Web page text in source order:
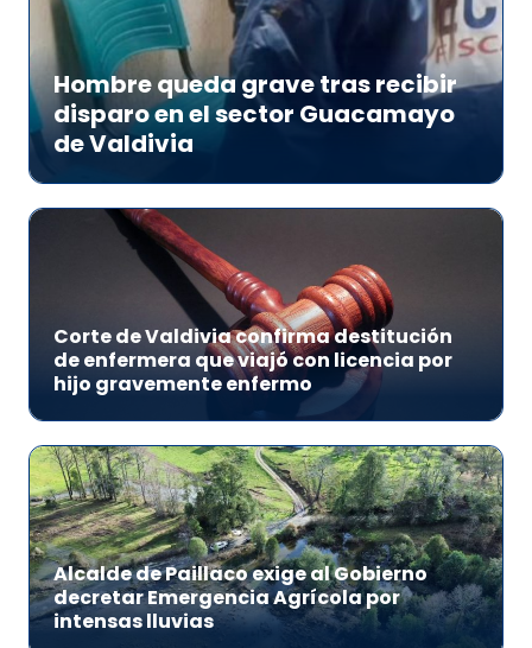
Hombre queda grave tras recibir
disparo en el sector Guacamayo
de Valdivia
Corte de Valdivia confirma destitución
de enfermera que viajó con licencia por
hijo gravemente enfermo
Alcalde de Paillaco exige al Gobierno
decretar Emergencia Agrícola por
intensas lluvias